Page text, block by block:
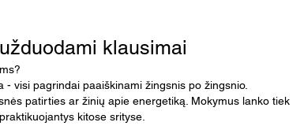
klausimai
- visi pagrindai paaiškinami žingsnis po žingsnio.
patirties ar žinių apie energetiką. Mokymus lanko tiek
kitose srityse.